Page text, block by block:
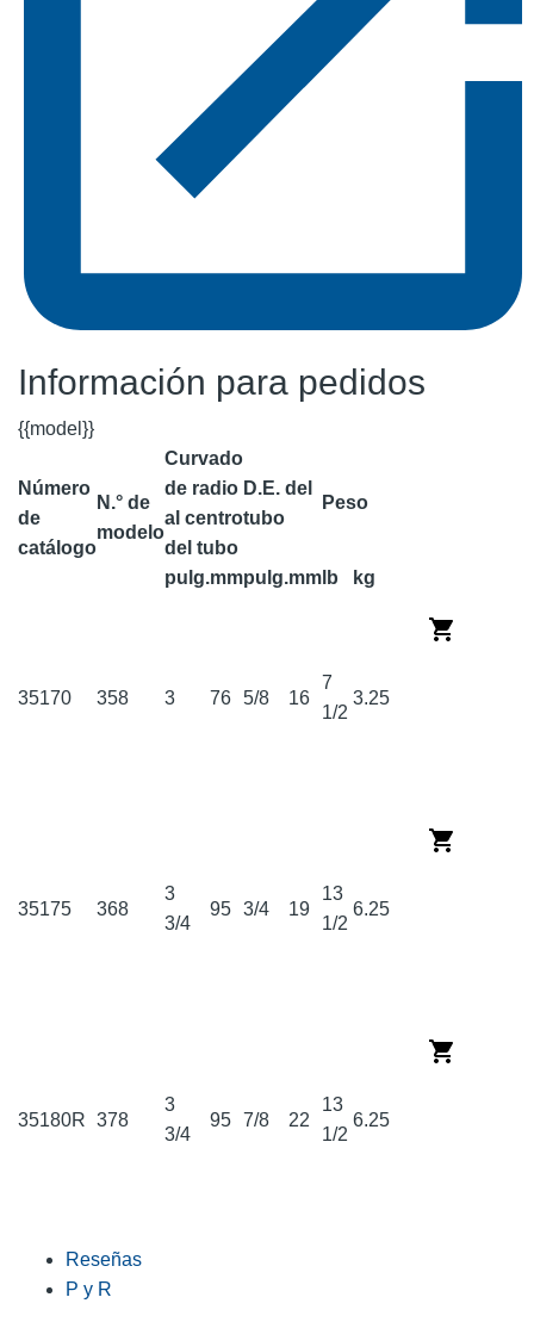
Información para pedidos
{{model}}
Número
de
catálogo
N.° de
modelo
Curvado
de radio
al centro
del tubo
D.E. del
tubo
Peso
pulg.mmpulg.mm lb kg
35170 358 3 76 5/8 16
7
1/2
3.25
35175 368
3
3/4
95 3/4 19
13
1/2
6.25
35180R 378
3
3/4
95 7/8 22
13
1/2
6.25
Reseñas
P y R